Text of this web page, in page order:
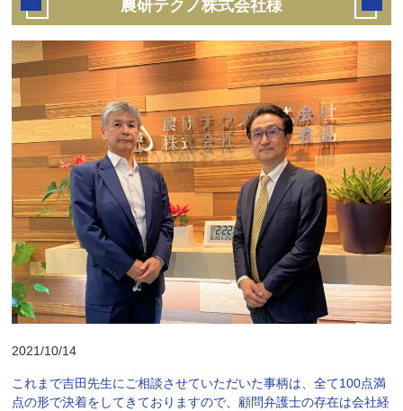
農研テクノ株式会社様
2021/10/14
これまで吉田先生にご相談させていただいた事柄は、全て100点満
点の形で決着をしてきておりますので、顧問弁護士の存在は会社経